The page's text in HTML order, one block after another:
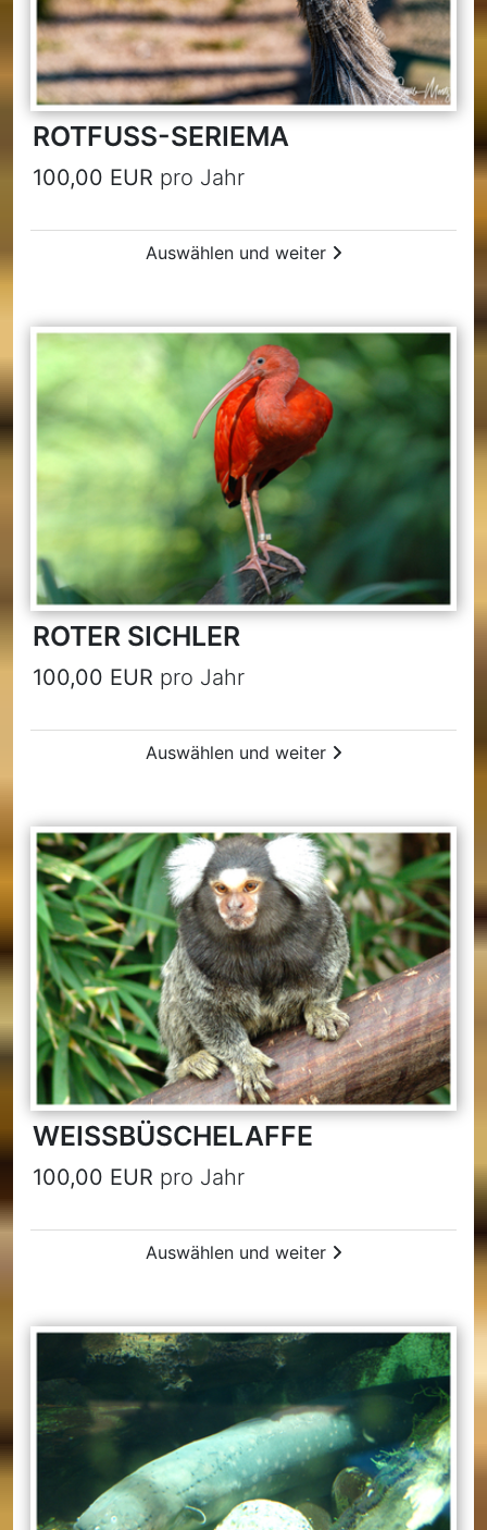
ROTFUSS-SERIEMA
100,00 EUR pro Jahr
Auswählen und weiter
ROTER SICHLER
100,00 EUR pro Jahr
Auswählen und weiter
WEISSBÜSCHELAFFE
100,00 EUR pro Jahr
Auswählen und weiter